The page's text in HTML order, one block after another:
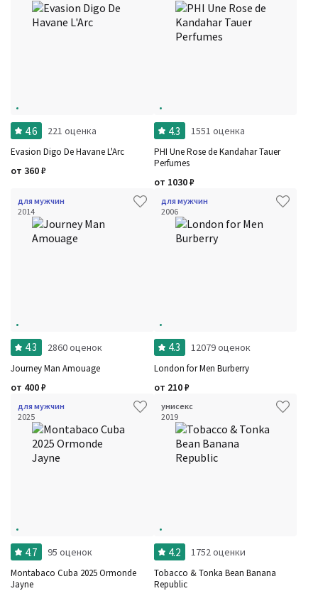
Фильтры Сбросить все
4.6 221 оценка
Evasion Digo De Havane L'Arc
от 360₽
4.3 1551 оценка
PHI Une Rose de Kandahar Tauer
Perfumes
от 1030₽
для мужчин
2014
4.3 2860 оценок
Journey Man Amouage
от 400₽
для мужчин
2006
4.3 12079 оценок
London for Men Burberry
от 210₽
для мужчин
2025
4.7 95 оценок
Montabaco Cuba 2025 Ormonde
Jayne
унисекс
2019
4.2 1752 оценки
Tobacco & Tonka Bean Banana
Republic